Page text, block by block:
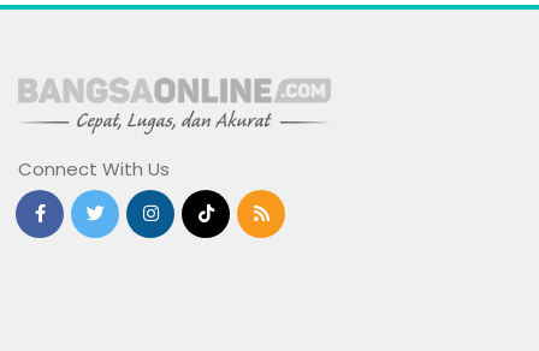
Connect With Us